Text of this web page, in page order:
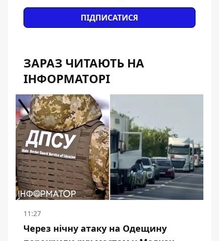
ПІДПИСАТИСЯ
ЗАРАЗ ЧИТАЮТЬ НА
ІНФОРМАТОРІ
11:27
Через нічну атаку на Одещину